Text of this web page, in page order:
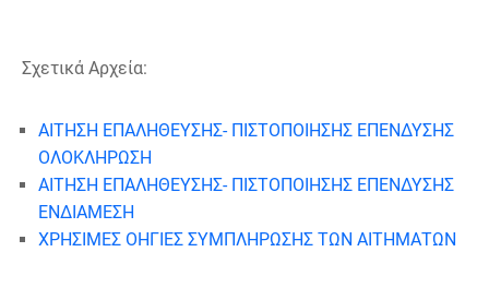
Σχετικά Αρχεία:
ΑΙΤΗΣΗ ΕΠΑΛΗΘΕΥΣΗΣ- ΠΙΣΤΟΠΟΙΗΣΗΣ ΕΠΕΝΔΥΣΗΣ
ΟΛΟΚΛΗΡΩΣΗ
ΑΙΤΗΣΗ ΕΠΑΛΗΘΕΥΣΗΣ- ΠΙΣΤΟΠΟΙΗΣΗΣ ΕΠΕΝΔΥΣΗΣ
ΕΝΔΙΑΜΕΣΗ
ΧΡΗΣΙΜΕΣ ΟΗΓΙΕΣ ΣΥΜΠΛΗΡΩΣΗΣ ΤΩΝ ΑΙΤΗΜΑΤΩΝ